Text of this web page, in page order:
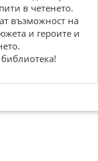
в четенето.
възможност на
и героите и